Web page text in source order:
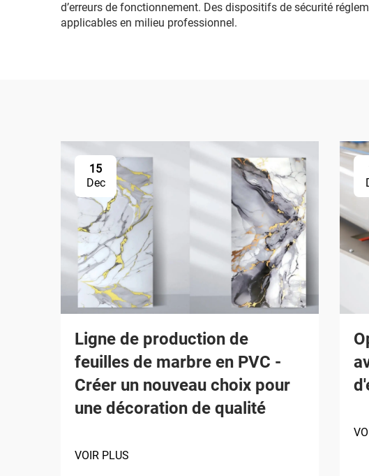
d’erreurs de fonctionnement. Des dispositifs de sécurité
applicables en milieu professionnel.
15
Dec
Ligne de production de
feuilles de marbre en PVC -
Créer un nouveau choix pour
une décoration de qualité
VOIR PLUS